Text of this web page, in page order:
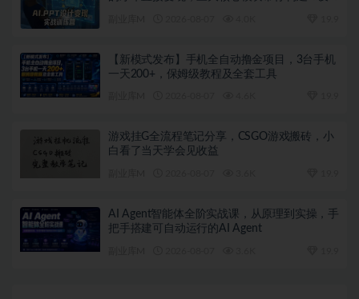
【新模式发布】手机全自动撸金项目，3台手机
一天200+，保姆级教程及全套工具
游戏挂G全流程笔记分享，CSGO游戏搬砖，小
白看了当天学会见收益
AI Agent智能体全阶实战课，从原理到实操，手
把手搭建可自动运行的AI Agent